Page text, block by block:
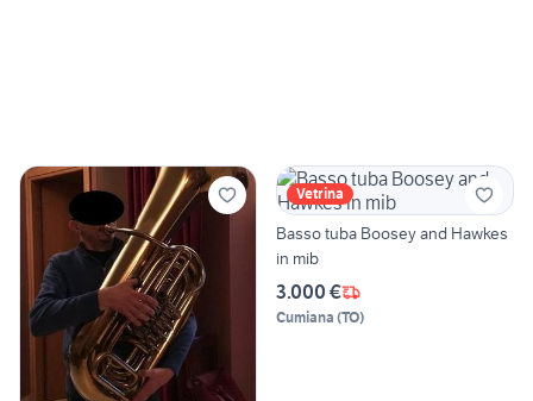
Vetrina
Basso tuba Boosey and Hawkes
in mib
3.000 €
Cumiana (TO)